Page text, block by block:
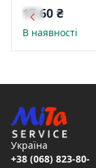
17,60 ₴
В наявності
Україна
+38 (068) 823-80-